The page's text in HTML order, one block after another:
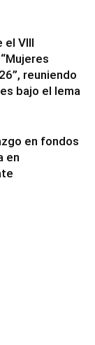
el VIII
reuniendo
bajo el lema
en fondos
en